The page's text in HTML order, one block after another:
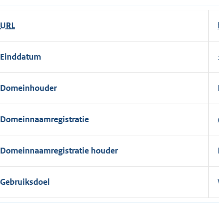
URL
l
Einddatum
Domeinhouder
Domeinnaamregistratie
Domeinnaamregistratie houder
Gebruiksdoel